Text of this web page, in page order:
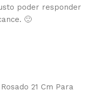
poder responder
🙂
21 Cm Para